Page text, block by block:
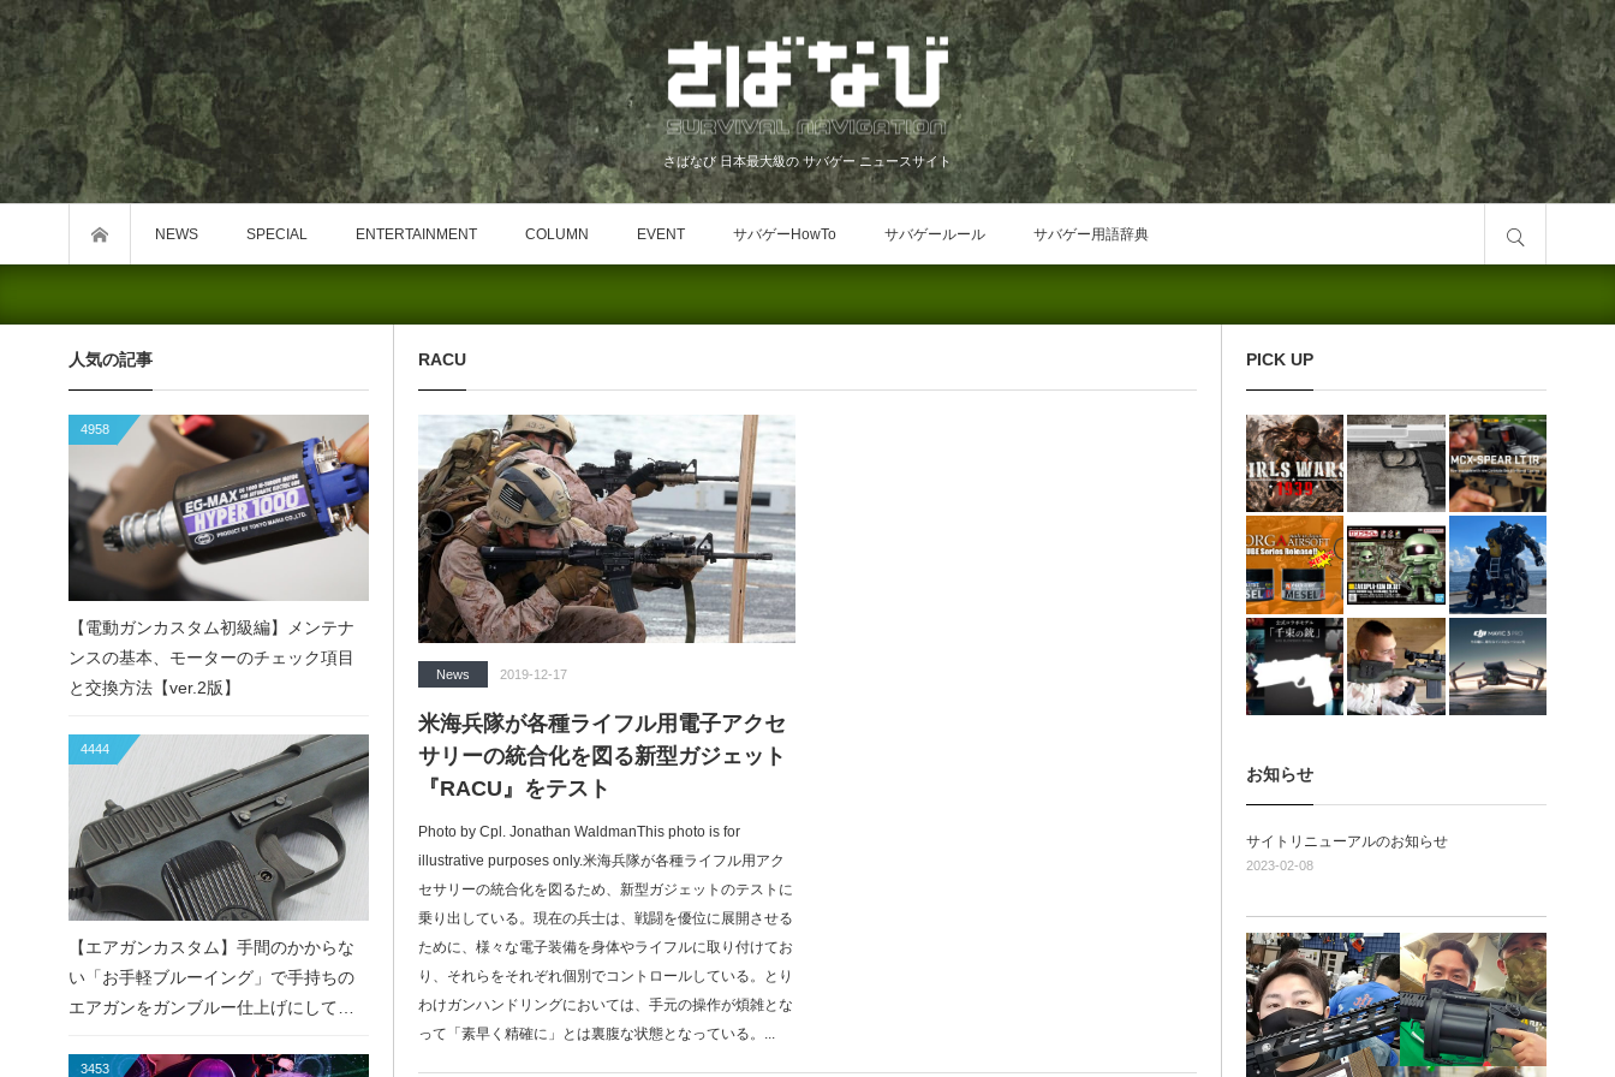
さばなび 日本最大級の サバゲー ニュースサイト
NEWS SPECIAL ENTERTAINMENT COLUMN EVENT サバゲーHowTo サバゲールール サバゲー用語辞典
RACU
News 2019-12-17
米海兵隊が各種ライフル用電子アクセ
サリーの統合化を図る新型ガジェット
『RACU』をテスト
Photo by Cpl. Jonathan WaldmanThis photo is for
illustrative purposes only.米海兵隊が各種ライフル用アク
セサリーの統合化を図るため、新型ガジェットのテストに
乗り出している。現在の兵士は、戦闘を優位に展開させる
ために、様々な電子装備を身体やライフルに取り付けてお
り、それらをそれぞれ個別でコントロールしている。とり
わけガンハンドリングにおいては、手元の操作が煩雑とな
って「素早く精確に」とは裏腹な状態となっている。...
人気の記事
4958
【電動ガンカスタム初級編】メンテナ
ンスの基本、モーターのチェック項目
と交換方法【ver.2版】
4444
【エアガンカスタム】手間のかからな
い「お手軽ブルーイング」で手持ちの
エアガンをガンブルー仕上げにしてみ
3453
PICK UP
お知らせ
サイトリニューアルのお知らせ
2023-02-08